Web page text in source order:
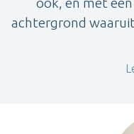
achtergrond